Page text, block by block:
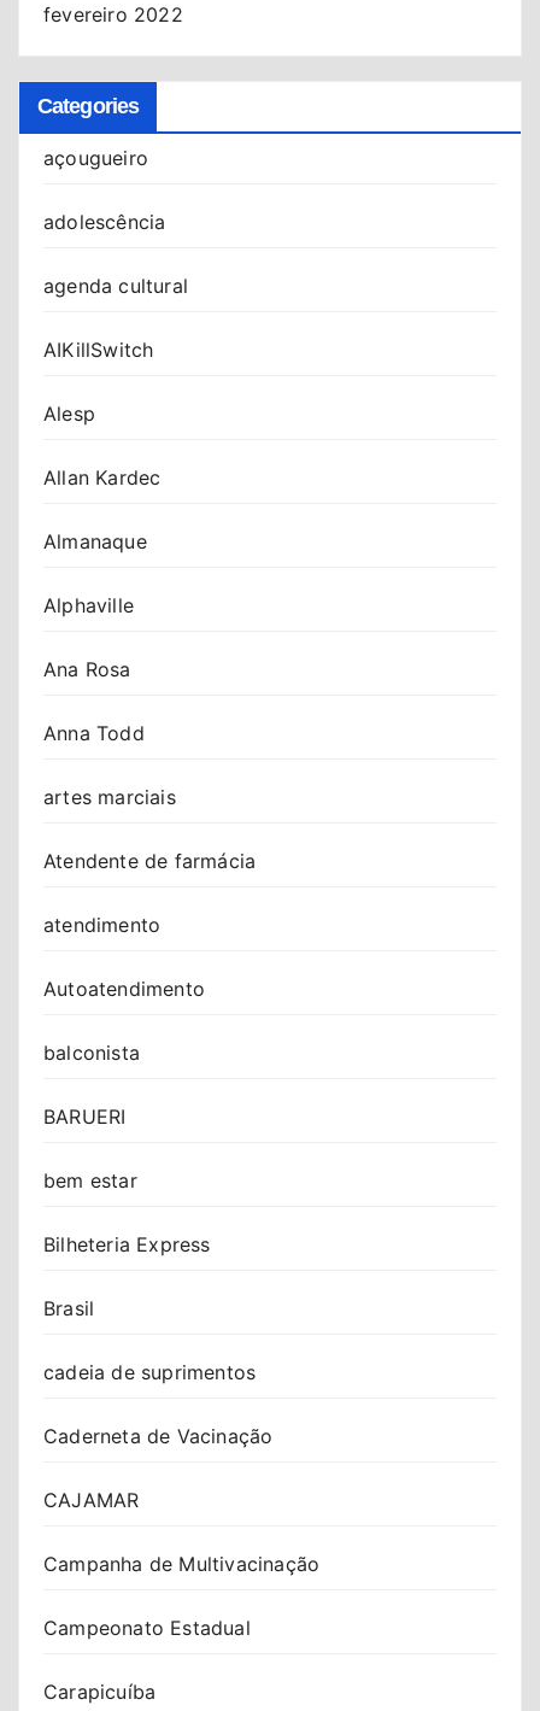
fevereiro 2022
Categories
açougueiro
adolescência
agenda cultural
AIKillSwitch
Alesp
Allan Kardec
Almanaque
Alphaville
Ana Rosa
Anna Todd
artes marciais
Atendente de farmácia
atendimento
Autoatendimento
balconista
BARUERI
bem estar
Bilheteria Express
Brasil
cadeia de suprimentos
Caderneta de Vacinação
CAJAMAR
Campanha de Multivacinação
Campeonato Estadual
Carapicuíba